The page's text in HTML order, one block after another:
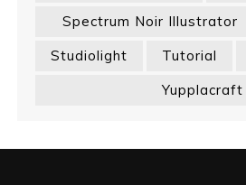
Spectrum Noir Illustrator
Studiolight
Tutorial
Yupplacraft